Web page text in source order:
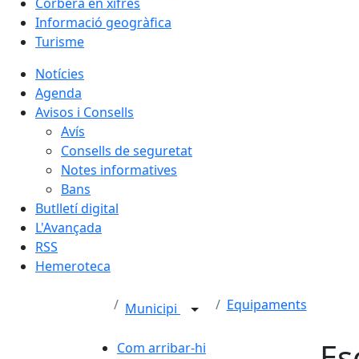
Informació geogràfica
Turisme
Notícies
Agenda
Avisos i Consells
Avís
Consells de seguretat
Notes informatives
Bans
Butlletí digital
L'Avançada
RSS
Hemeroteca
Municipi Equipaments
Com arribar-hi